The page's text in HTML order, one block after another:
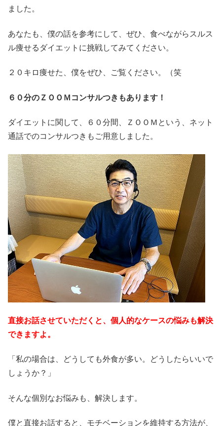
ました。
あなたも、僕の話を参考にして、ぜひ、食べながらスルス
ル痩せるダイエットに挑戦してみてください。
２０キロ痩せた、僕をぜひ、ご覧ください。（笑
６０分のＺＯＯＭコンサルつきもあります！
ダイエットに関して、６０分間、ＺＯＯＭという、ネット
通話でのコンサルつきもご用意しました。
直接お話させていただくと、個人的なケースの悩みも解決
できますよ。
「私の場合は、どうしても外食が多い。どうしたらいいで
しょうか？」
そんな個別なお悩みも、解決します。
僕と直接お話すると、モチベーションを維持する方法が、